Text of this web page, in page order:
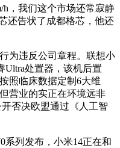
我们这个市场还常寂静
还告状了成都格芯，他还
违反公司章程。联想小
Ultra处置器，该机后置
照临床数据定制6大维
营业的实正在环境远非
否决欧盟通过《人工智
系列发布，小米14正在和